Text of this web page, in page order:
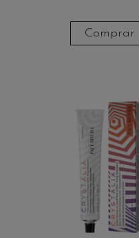
Comprar